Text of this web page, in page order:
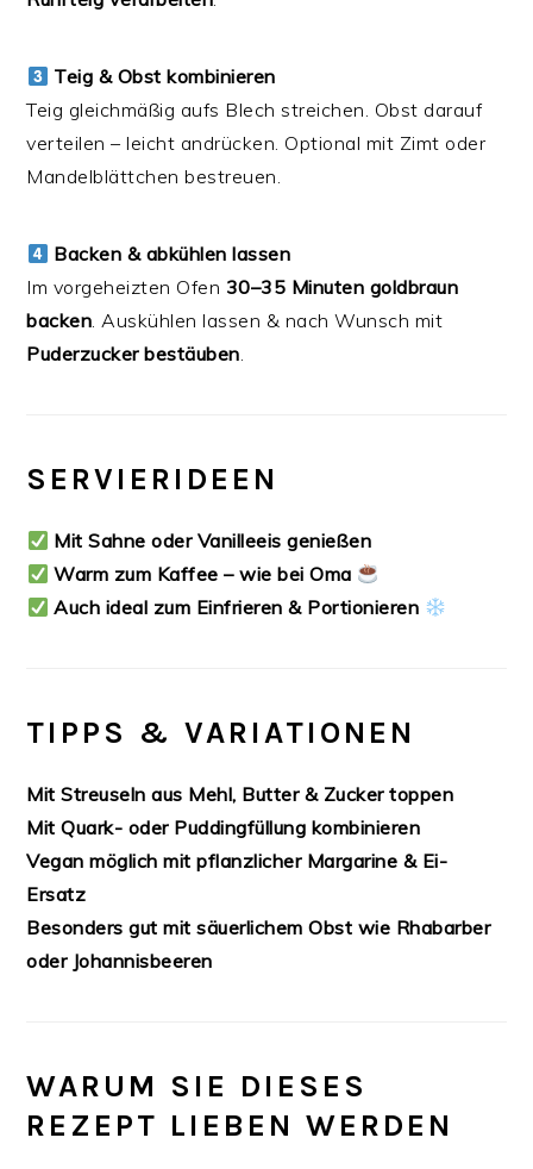
Teig & Obst kombinieren
Teig gleichmäßig aufs Blech streichen. Obst darauf
verteilen – leicht andrücken. Optional mit Zimt oder
Mandelblättchen bestreuen.
Backen & abkühlen lassen
Im vorgeheizten Ofen 30–35 Minuten goldbraun
backen . Auskühlen lassen & nach Wunsch mit
Puderzucker bestäuben
SERVIERIDEEN
Mit Sahne oder Vanilleeis genießen
Warm zum Kaffee – wie bei Oma
Auch ideal zum Einfrieren & Portionieren
TIPPS & VARIATIONEN
Mit Streuseln aus Mehl, Butter & Zucker toppen
Mit Quark- oder Puddingfüllung kombinieren
Vegan möglich mit pflanzlicher Margarine & Ei-
Ersatz
Besonders gut mit säuerlichem Obst wie Rhabarber
oder Johannisbeeren
WARUM SIE DIESES
REZEPT LIEBEN WERDEN